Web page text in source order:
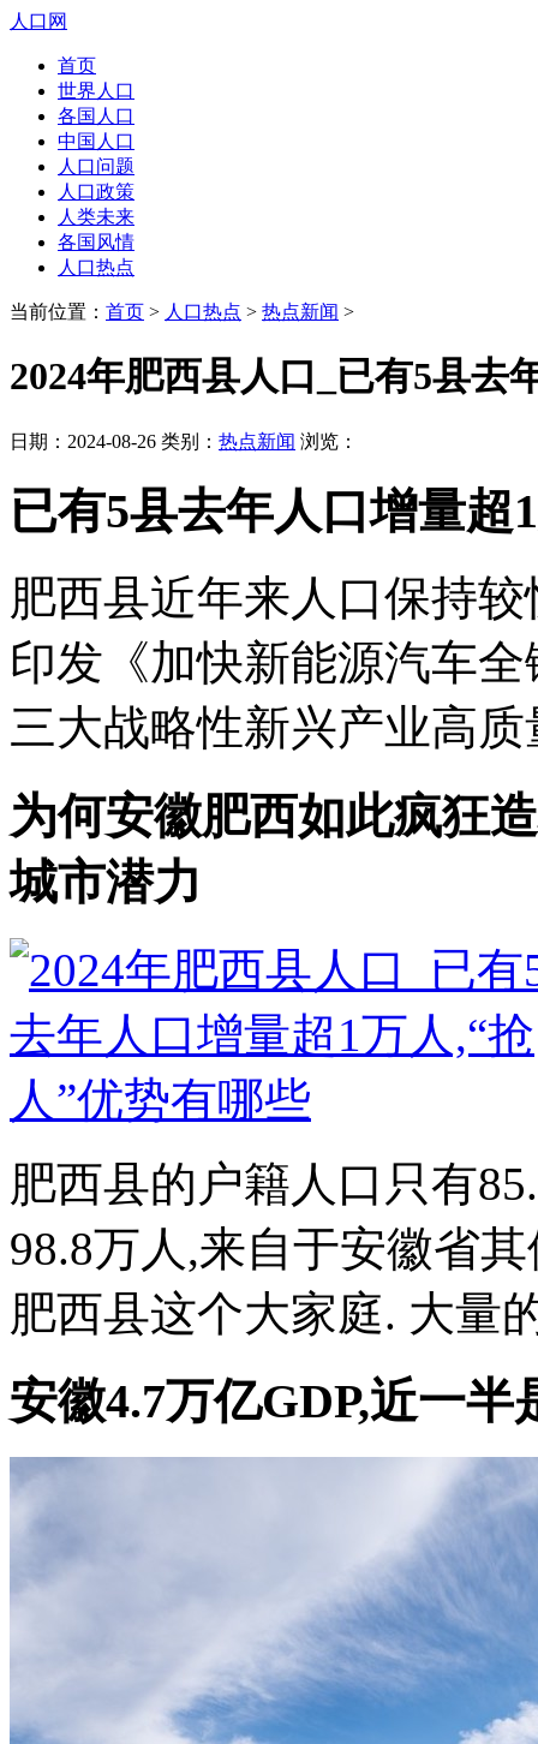
人口网
首页
世界人口
各国人口
中国人口
人口问题
人口政策
人类未来
各国风情
人口热点
当前位置： 首页 > 人口热点 > 热点新闻 >
2024年肥西县人口_已有5县去
日期：2024-08-26 类别： 热点新闻 浏览：
已有5县去年人口增量超
肥西县近年来人口保持
印发《加快新能源汽车
三大战略性新兴产业高
为何安徽肥西如此疯狂
城市潜力
肥西县的户籍人口只有
98.8万人,来自于安徽省
肥西县这个大家庭. 大量
安徽4.7万亿GDP,近一